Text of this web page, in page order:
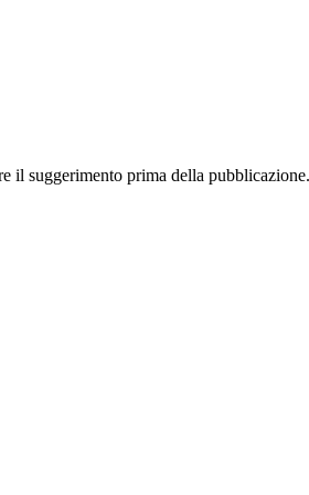
il suggerimento prima della pubblicazione.